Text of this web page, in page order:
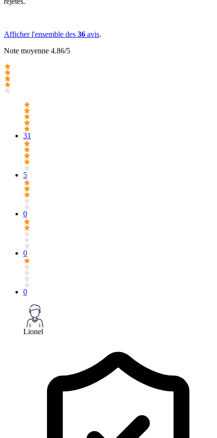
Afficher l'ensemble des 36 avis.
Note moyenne 4.86/5
31
5
0
0
0
Lionel